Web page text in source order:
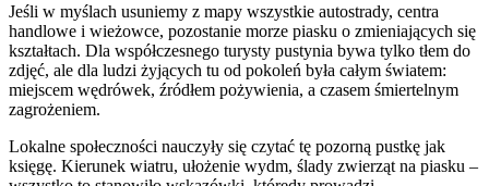
Jeśli w myślach usuniemy z mapy wszystkie autostrady, centra
handlowe i wieżowce, pozostanie morze piasku o zmieniających się
kształtach. Dla współczesnego turysty pustynia bywa tylko tłem do
zdjęć, ale dla ludzi żyjących tu od pokoleń była całym światem:
miejscem wędrówek, źródłem pożywienia, a czasem śmiertelnym
zagrożeniem.
Lokalne społeczności nauczyły się czytać tę pozorną pustkę jak
księgę. Kierunek wiatru, ułożenie wydm, ślady zwierząt na piasku –